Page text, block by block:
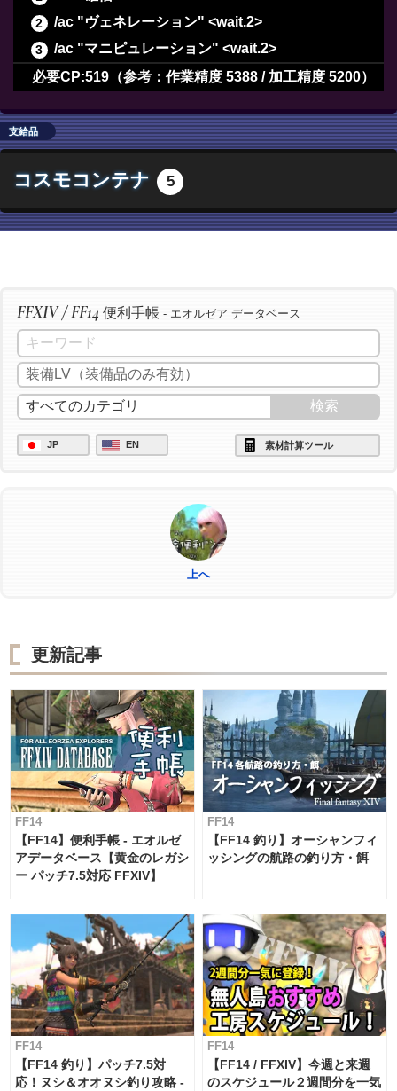
/ac "ヴェネレーション" <wait.2>
/ac "マニピュレーション" <wait.2>
/ac "長期倹約" <wait.2>
/ac "下地作業" <wait.3>
/ac "イノベーション" <wait.2>
/ac "洗練加工" <wait.3>
/ac "加工" <wait.3>
/ac "洗練加工" <wait.3>
/ac "イノベーション" <wait.2>
/ac "匠の神業" <wait.3>
/ac "グレートストライド" <wait.2>
/ac "ビエルゴの祝福" <wait.3>
必要CP:519（参考：作業精度 5388 / 加工精度 5200）
支給品
コスモコンテナ 5
FFXIV / FF14 便利手帳 - エオルゼア データベース
JP EN 素材計算ツール
上へ
更新記事
FF14
【FF14】便利手帳 - エオルゼ
アデータベース【黄金のレガシ
ー パッチ7.5対応 FFXIV】
FF14
【FF14 釣り】オーシャンフィ
ッシングの航路の釣り方・餌
FF14
【FF14 釣り】パッチ7.5対
応！ヌシ＆オオヌシ釣り攻略 -
FF14
【FF14 / FFXIV】今週と来週
のスケジュール２週間分を一気